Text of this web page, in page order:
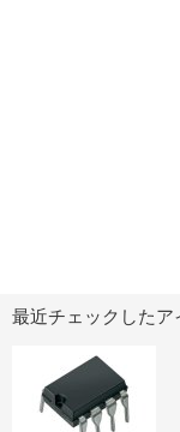
最近チェックしたア